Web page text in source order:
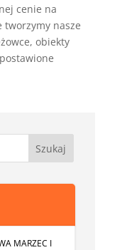
cenie na
tworzymy nasze
obiekty
MARZEC I